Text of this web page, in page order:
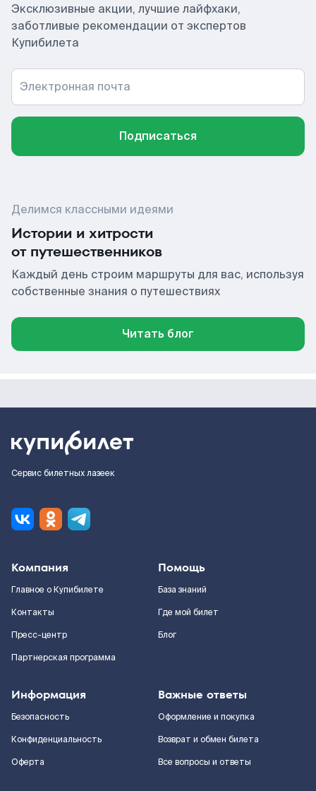
Эксклюзивные акции, лучшие лайфхаки,
заботливые рекомендации от экспертов
Купибилета
Электронная почта
Подписаться
Делимся классными идеями
Истории и хитрости
от путешественников
Каждый день строим маршруты для вас, используя
собственные знания о путешествиях
Читать блог
Сервис билетных лазеек
Компания
Главное о Купибилете
Контакты
Пресс-центр
Партнерская программа
Помощь
База знаний
Где мой билет
Блог
Информация
Безопасность
Конфиденциальность
Оферта
Важные ответы
Оформление и покупка
Возврат и обмен билета
Все вопросы и ответы